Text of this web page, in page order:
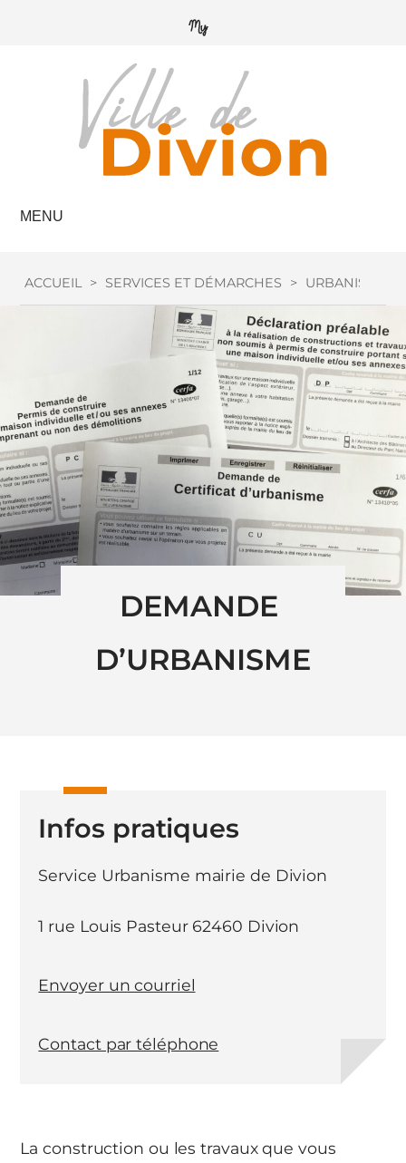
MENU
ACCUEIL > SERVICES ET DÉMARCHES > URBANISME
DEMANDE
D’URBANISME
La construction ou les travaux que vous
Infos pratiques
Service Urbanisme mairie de Divion
1 rue Louis Pasteur 62460 Divion
Envoyer un courriel
Contact par téléphone